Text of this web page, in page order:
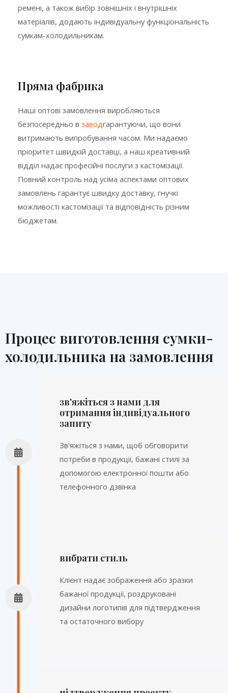
ремені, а також вибір зовнішніх і внутрішніх
матеріалів, додають індивідуальну функціональність
сумкам-холодильникам.
Пряма фабрика
Наші оптові замовлення виробляються
безпосередньо в заводгарантуючи, що вони
витримають випробування часом. Ми надаємо
пріоритет швидкій доставці, а наш креативний
відділ надає професійні послуги з кастомізації.
Повний контроль над усіма аспектами оптових
замовлень гарантує швидку доставку, гнучкі
можливості кастомізації та відповідність різним
бюджетам.
Процес виготовлення сумки-
холодильника на замовлення
зв'яжіться з нами для
отримання індивідуального
запиту
Зв'яжіться з нами, щоб обговорити
потреби в продукції, бажані стилі за
допомогою електронної пошти або
телефонного дзвінка
вибрати стиль
Клієнт надає зображення або зразки
бажаної продукції, роздруковані
дизайни логотипів для підтвердження
та остаточного вибору